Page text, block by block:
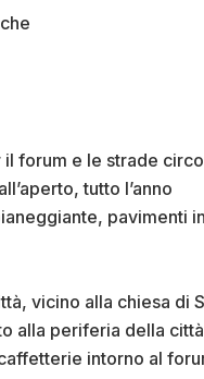
il forum e le strade
tutto l’anno
pavimenti
vicino alla chiesa di
alla periferia della
intorno al